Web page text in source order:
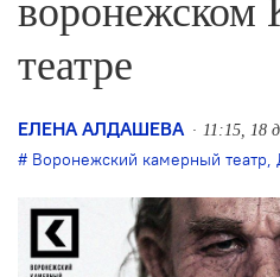
воронежском
театре
ЕЛЕНА АЛДАШЕВА 11:15, 18
Воронежский камерный театр,